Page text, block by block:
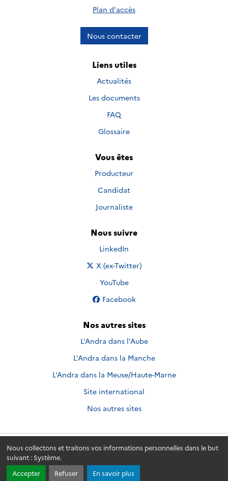
Nous collectons et traitons vos informations personnelles dans le but
suivant : Système.
Accepter
Refuser En savoir plus
Plan d'accès
Nous contacter
Liens utiles
Actualités
Les documents
FAQ
Glossaire
Vous êtes
Producteur
Candidat
Journaliste
Nous suivre
Nous suivre sur
LinkedIn
Nous suivre sur
X (ex-Twitter)
Nous suivre sur
YouTube
Nous suivre sur
Facebook
Nos autres sites
L'Andra dans l'Aube
L'Andra dans la Manche
L'Andra dans la Meuse/Haute-Marne
Site international
Nos autres sites
Andra.fr © 2026 - Andra. Tous droits réservés.